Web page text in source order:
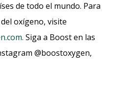
de todo el mundo. Para
oxígeno, visite
Siga a Boost en las
@boostoxygen,